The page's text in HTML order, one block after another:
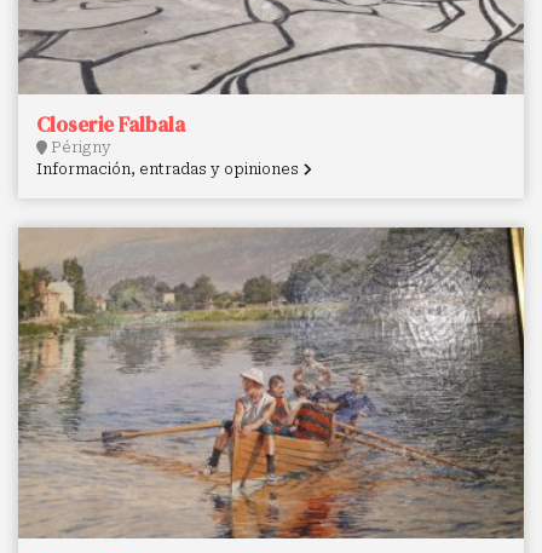
Closerie Falbala
Périgny
Información, entradas y opiniones